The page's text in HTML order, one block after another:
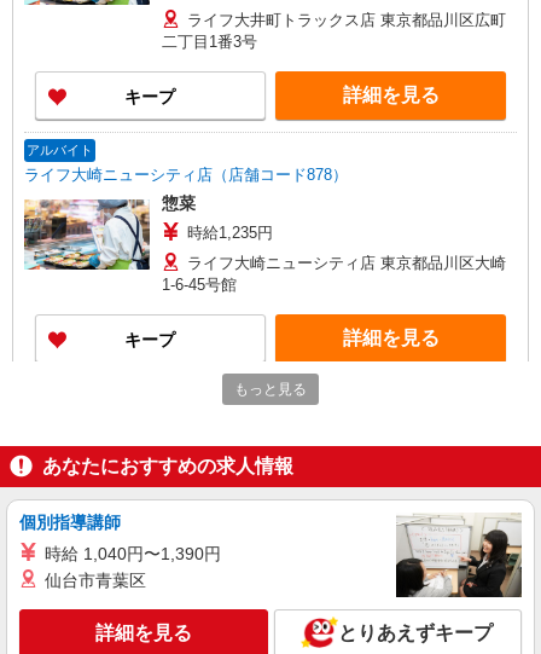
ライフ大井町トラックス店 東京都品川区広町
二丁目1番3号
キープ 詳細を見る
アルバイト
ライフ大崎ニューシティ店（店舗コード878）
惣菜
時給1,235円
ライフ大崎ニューシティ店 東京都品川区大崎
1-6-45号館
キープ 詳細を見る
登録販売者
時給1,435円以上
ライフドラッグプラス品川御殿山店 東京都品
キープ 詳細を見る
もっと見る
あなたにおすすめの求人情報
個別指導講師
時給 1,040円〜1,390円
仙台市青葉区
詳細を見る とりあえずキープ